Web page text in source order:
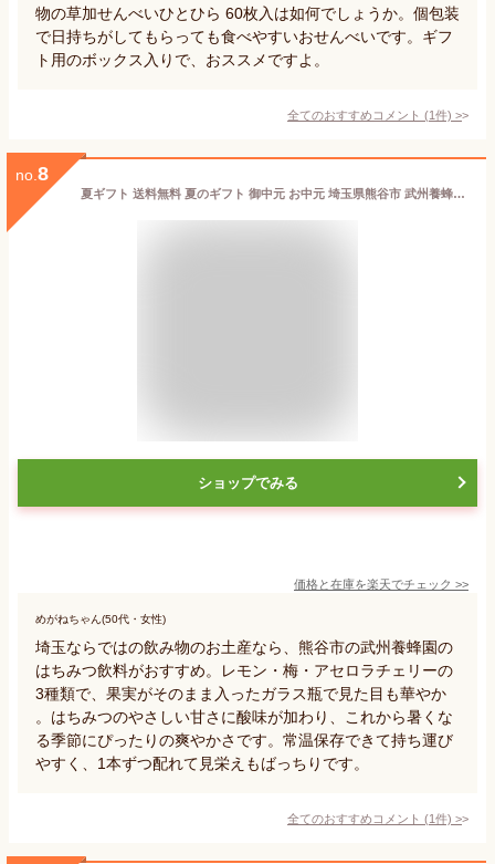
物の草加せんべいひとひら 60枚入は如何でしょうか。個包装
で日持ちがしてもらっても食べやすいおせんべいです。ギフ
ト用のボックス入りで、おススメですよ。
全てのおすすめコメント (1件) >
no. 8
夏ギフト 送料無料 夏のギフト 御中元 お中元 埼玉県熊谷市 武州養蜂園 はちみつ飲料（レモン・梅・アセロラチェリー）[15本セット]直送便 贈り物 おくりもの 御中元ギフト お中元ギフト 手土産 お土産 贈答用 プレゼント 簡易包装 中元のし対応 名入れ不可
ショップでみる
価格と在庫を楽天でチェック >>
めがねちゃん(50代・女性)
埼玉ならではの飲み物のお土産なら、熊谷市の武州養蜂園の
はちみつ飲料がおすすめ。レモン・梅・アセロラチェリーの
3種類で、果実がそのまま入ったガラス瓶で見た目も華やか
。はちみつのやさしい甘さに酸味が加わり、これから暑くな
る季節にぴったりの爽やかさです。常温保存できて持ち運び
やすく、1本ずつ配れて見栄えもばっちりです。
全てのおすすめコメント (1件) >